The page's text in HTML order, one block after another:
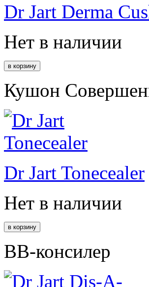
Dr Jart Derma
Нет в наличии
Кушон
Dr Jart Tonecealer
Нет в наличии
ВВ-консилер